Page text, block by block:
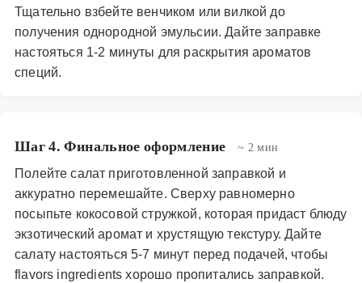
Тщательно взбейте венчиком или вилкой до
получения однородной эмульсии. Дайте заправке
настояться 1-2 минуты для раскрытия ароматов
специй.
Шаг 4. Финальное оформление ~ 2 мин
Полейте салат приготовленной заправкой и
аккуратно перемешайте. Сверху равномерно
посыпьте кокосовой стружкой, которая придаст блюду
экзотический аромат и хрустящую текстуру. Дайте
салату настояться 5-7 минут перед подачей, чтобы
flavors ingredients хорошо пропитались заправкой.